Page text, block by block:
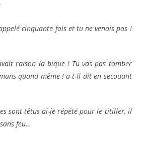
cinquante fois et tu ne venais pas !
raison la bique ! Tu vas pas tomber
quand même ! a-t-il dit en secouant
sont têtus ai-je répété pour le titiller, il
feu…